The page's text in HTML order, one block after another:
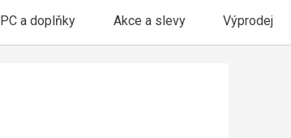
PC a doplňky Akce a slevy Výprodej